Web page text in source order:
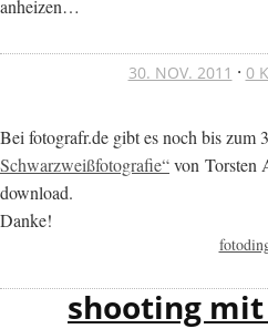
anheizen…
30. NOV. 2011 · 0
Bei fotografr.de gibt es noch bis zum
Schwarzweißfotografie“von Torsten
download.
Danke!
shooting